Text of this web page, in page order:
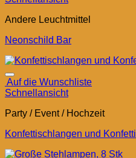
Andere Leuchtmittel
Neonschild Bar
Auf die Wunschliste
Schnellansicht
Party / Event / Hochzeit
Konfettischlangen und Konfetti